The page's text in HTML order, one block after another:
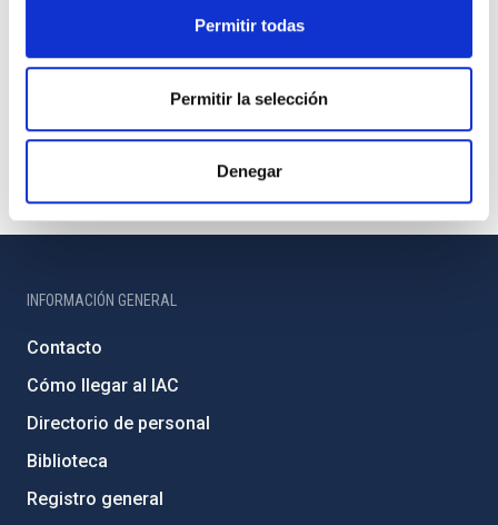
Permitir todas
Permitir la selección
Denegar
INFORMACIÓN GENERAL
Contacto
Cómo llegar al IAC
Directorio de personal
Biblioteca
Registro general